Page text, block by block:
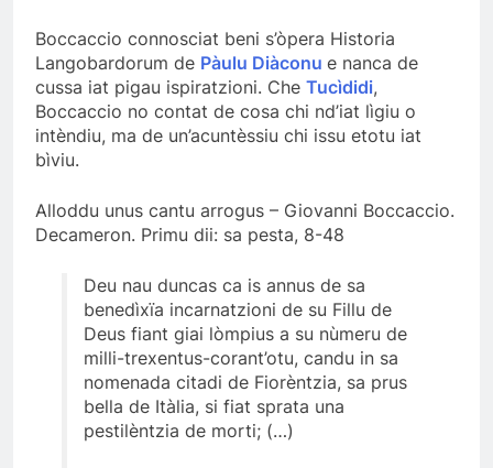
Boccaccio connosciat beni s’òpera Historia
Langobardorum de Pàulu Diàconu e nanca de
cussa iat pigau ispiratzioni. Che Tucìdidi,
Boccaccio no contat de cosa chi nd’iat lìgiu o
intèndiu, ma de un’acuntèssiu chi issu etotu iat
bìviu.
Alloddu unus cantu arrogus – Giovanni Boccaccio.
Decameron. Primu dii: sa pesta, 8-48
Deu nau duncas ca is annus de sa
benedìxïa incarnatzioni de su Fillu de
Deus fiant giai lòmpius a su nùmeru de
milli-trexentus-corant’otu, candu in sa
nomenada citadi de Fiorèntzia, sa prus
bella de Itàlia, si fiat sprata una
pestilèntzia de morti; (…)